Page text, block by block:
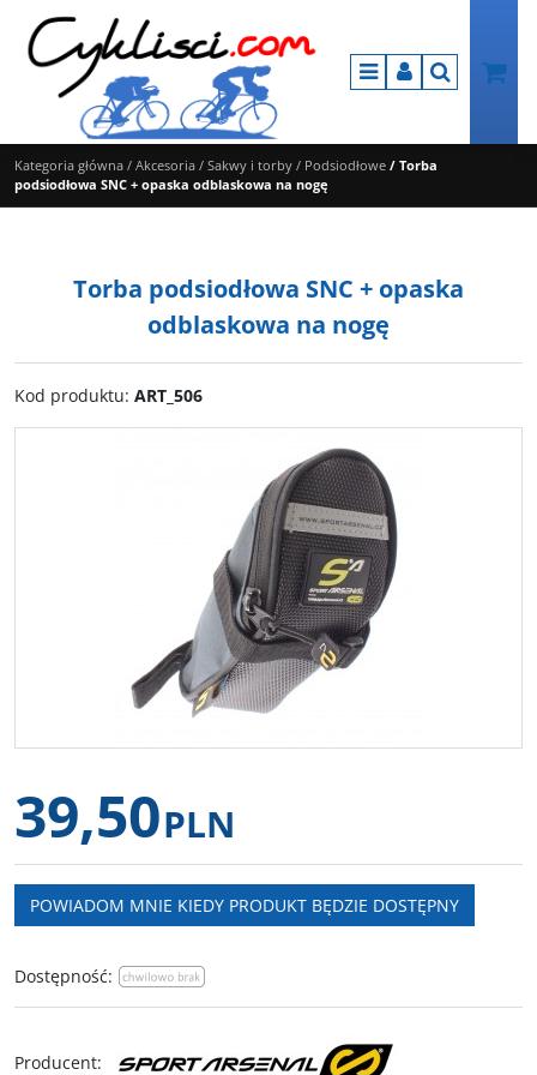
MenuPanelSzukaj
Kategoria główna / Akcesoria / Sakwy i torby / Podsiodłowe / Torba
podsiodłowa SNC + opaska odblaskowa na nogę
Torba podsiodłowa SNC + opaska
odblaskowa na nogę
Kod produktu: ART_506
39,50PLN
POWIADOM MNIE KIEDY PRODUKT BĘDZIE DOSTĘPNY
Dostępność:
Producent: